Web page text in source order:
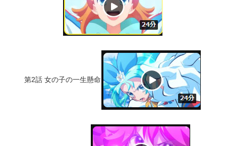
第2話 女の子の一生懸命